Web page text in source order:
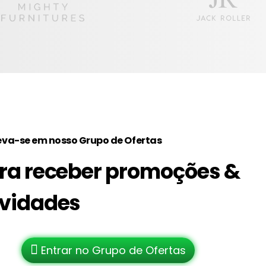
se em nosso Grupo de Ofertas
receber promoções &
Entrar no Grupo de Ofertas